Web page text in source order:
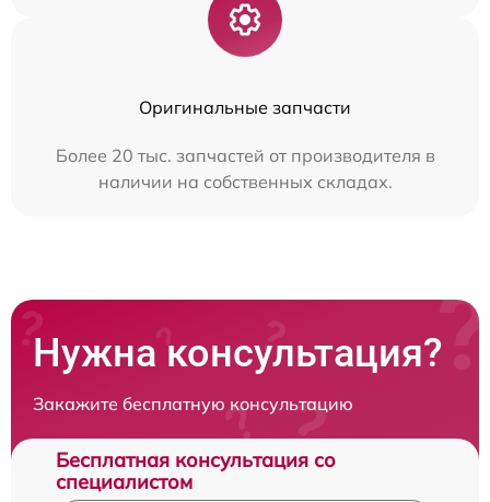
Оригинальные запчасти
Более 20 тыс. запчастей от производителя в
наличии на собственных складах.
Нужна консультация?
Закажите бесплатную консультацию
Бесплатная консультация со
специалистом